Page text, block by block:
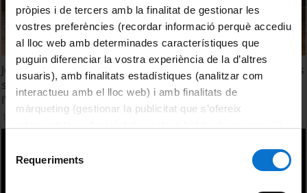
pròpies i de tercers amb la finalitat de gestionar les
vostres preferències (recordar informació perquè accediu
al lloc web amb determinades característiques que
puguin diferenciar la vostra experiència de la d’altres
usuaris), amb finalitats estadístiques (analitzar com
interactueu amb el lloc web) i amb finalitats de
màrqueting (gestionar la publicitat que s’ofereix
consultar laPolítica de galetes del lloc web de la
Requeriments
Jornada Recerca. Les normatives europees i internacionals
sobre recerca amb béns de Doble Ús i el Control a
l’exportació “del coneixement”: com ens afecten?
11 gener, 2024